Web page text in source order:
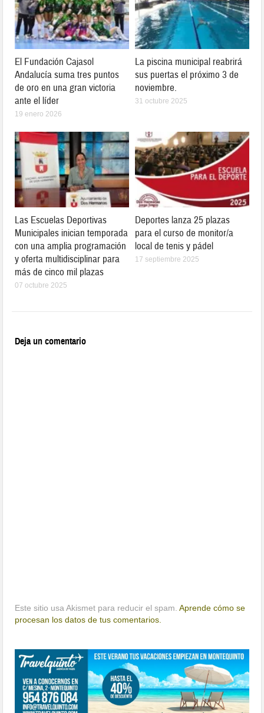
El Fundación Cajasol
Andalucía suma tres puntos
de oro en una gran victoria
ante el líder
19 enero 2026
La piscina municipal reabrirá
sus puertas el próximo 3 de
noviembre.
31 octubre 2025
Las Escuelas Deportivas
Municipales inician temporada
con una amplia programación
y oferta multidisciplinar para
más de cinco mil plazas
07 octubre 2025
Deportes lanza 25 plazas
para el curso de monitor/a
local de tenis y pádel
17 septiembre 2025
Deja un comentario
Este sitio usa Akismet para reducir el spam.Aprende cómo se
procesan los datos de tus comentarios.